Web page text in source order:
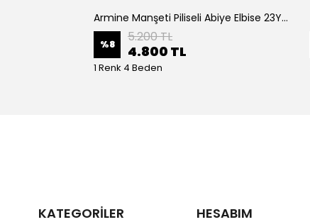
Armine Manşeti Piliseli Abiye Elbise 23Y9617
%8 5.200 TL
4.800 TL
1 Renk 4 Beden
KATEGORİLER HESABIM